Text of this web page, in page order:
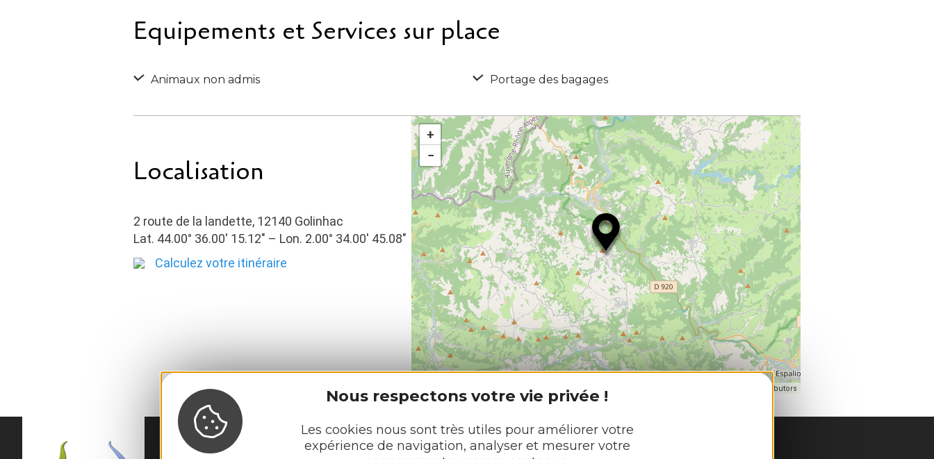
Nous respectons votre vie privée !
Les cookies nous sont très utiles pour améliorer votre
expérience de navigation, analyser et mesurer votre
Equipements et Services sur place
Animaux non admis Portage des bagages
Localisation
2 route de la landette, 12140 Golinhac
Lat. 44.00° 36.00′ 15.12″ – Lon. 2.00° 34.00′ 45.08″
Calculez votre itinéraire
+
−
OpenStreetMap contributors